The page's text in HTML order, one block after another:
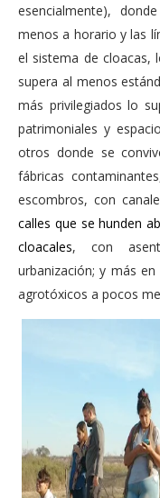
esencialmente),
menos a horario y las
el sistema de cloacas,
supera al menos
más privilegiados lo
patrimoniales y
otros donde se
fábricas
escombros, con
calles que se hunden
cloacales, con
urbanización; y más
agrotóxicos a pocos